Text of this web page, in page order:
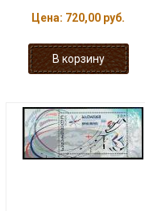
Цена: 720,00 руб.